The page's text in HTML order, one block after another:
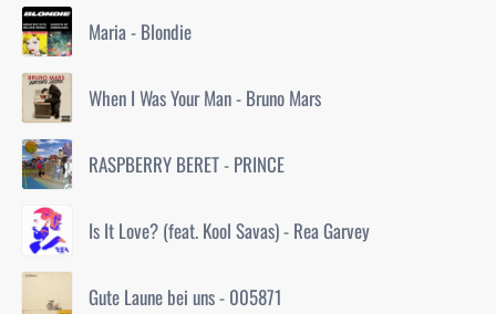
Maria - Blondie
When I Was Your Man - Bruno Mars
RASPBERRY BERET - PRINCE
Is It Love? (feat. Kool Savas) - Rea Garvey
Gute Laune bei uns - 005871